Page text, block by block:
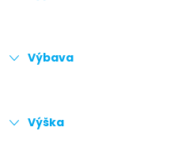
Výbava
Výška